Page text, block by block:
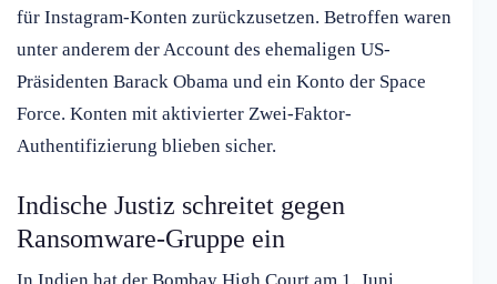
für Instagram-Konten zurückzusetzen. Betroffen waren
unter anderem der Account des ehemaligen US-
Präsidenten Barack Obama und ein Konto der Space
Force. Konten mit aktivierter Zwei-Faktor-
Authentifizierung blieben sicher.
Indische Justiz schreitet gegen
Ransomware-Gruppe ein